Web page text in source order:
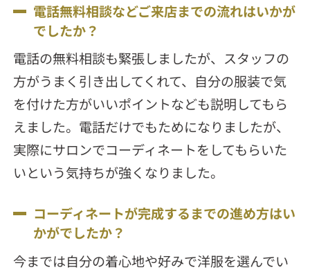
電話無料相談などご来店までの流れはいかが
でしたか？
電話の無料相談も緊張しましたが、スタッフの
方がうまく引き出してくれて、自分の服装で気
を付けた方がいいポイントなども説明してもら
えました。電話だけでもためになりましたが、
実際にサロンでコーディネートをしてもらいた
いという気持ちが強くなりました。
コーディネートが完成するまでの進め方はい
かがでしたか？
今までは自分の着心地や好みで洋服を選んでい